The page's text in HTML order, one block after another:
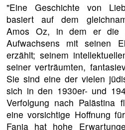
"Eine Geschichte von
basiert auf dem
Amos Oz, in dem er die
Aufwachsens mit seinen
erzählt; seinem
seiner verträumten,
Sie sind eine der vielen
sich in den 1930er- und
Verfolgung nach Palästina
eine vorsichtige Hoffnung
Fania hat hohe